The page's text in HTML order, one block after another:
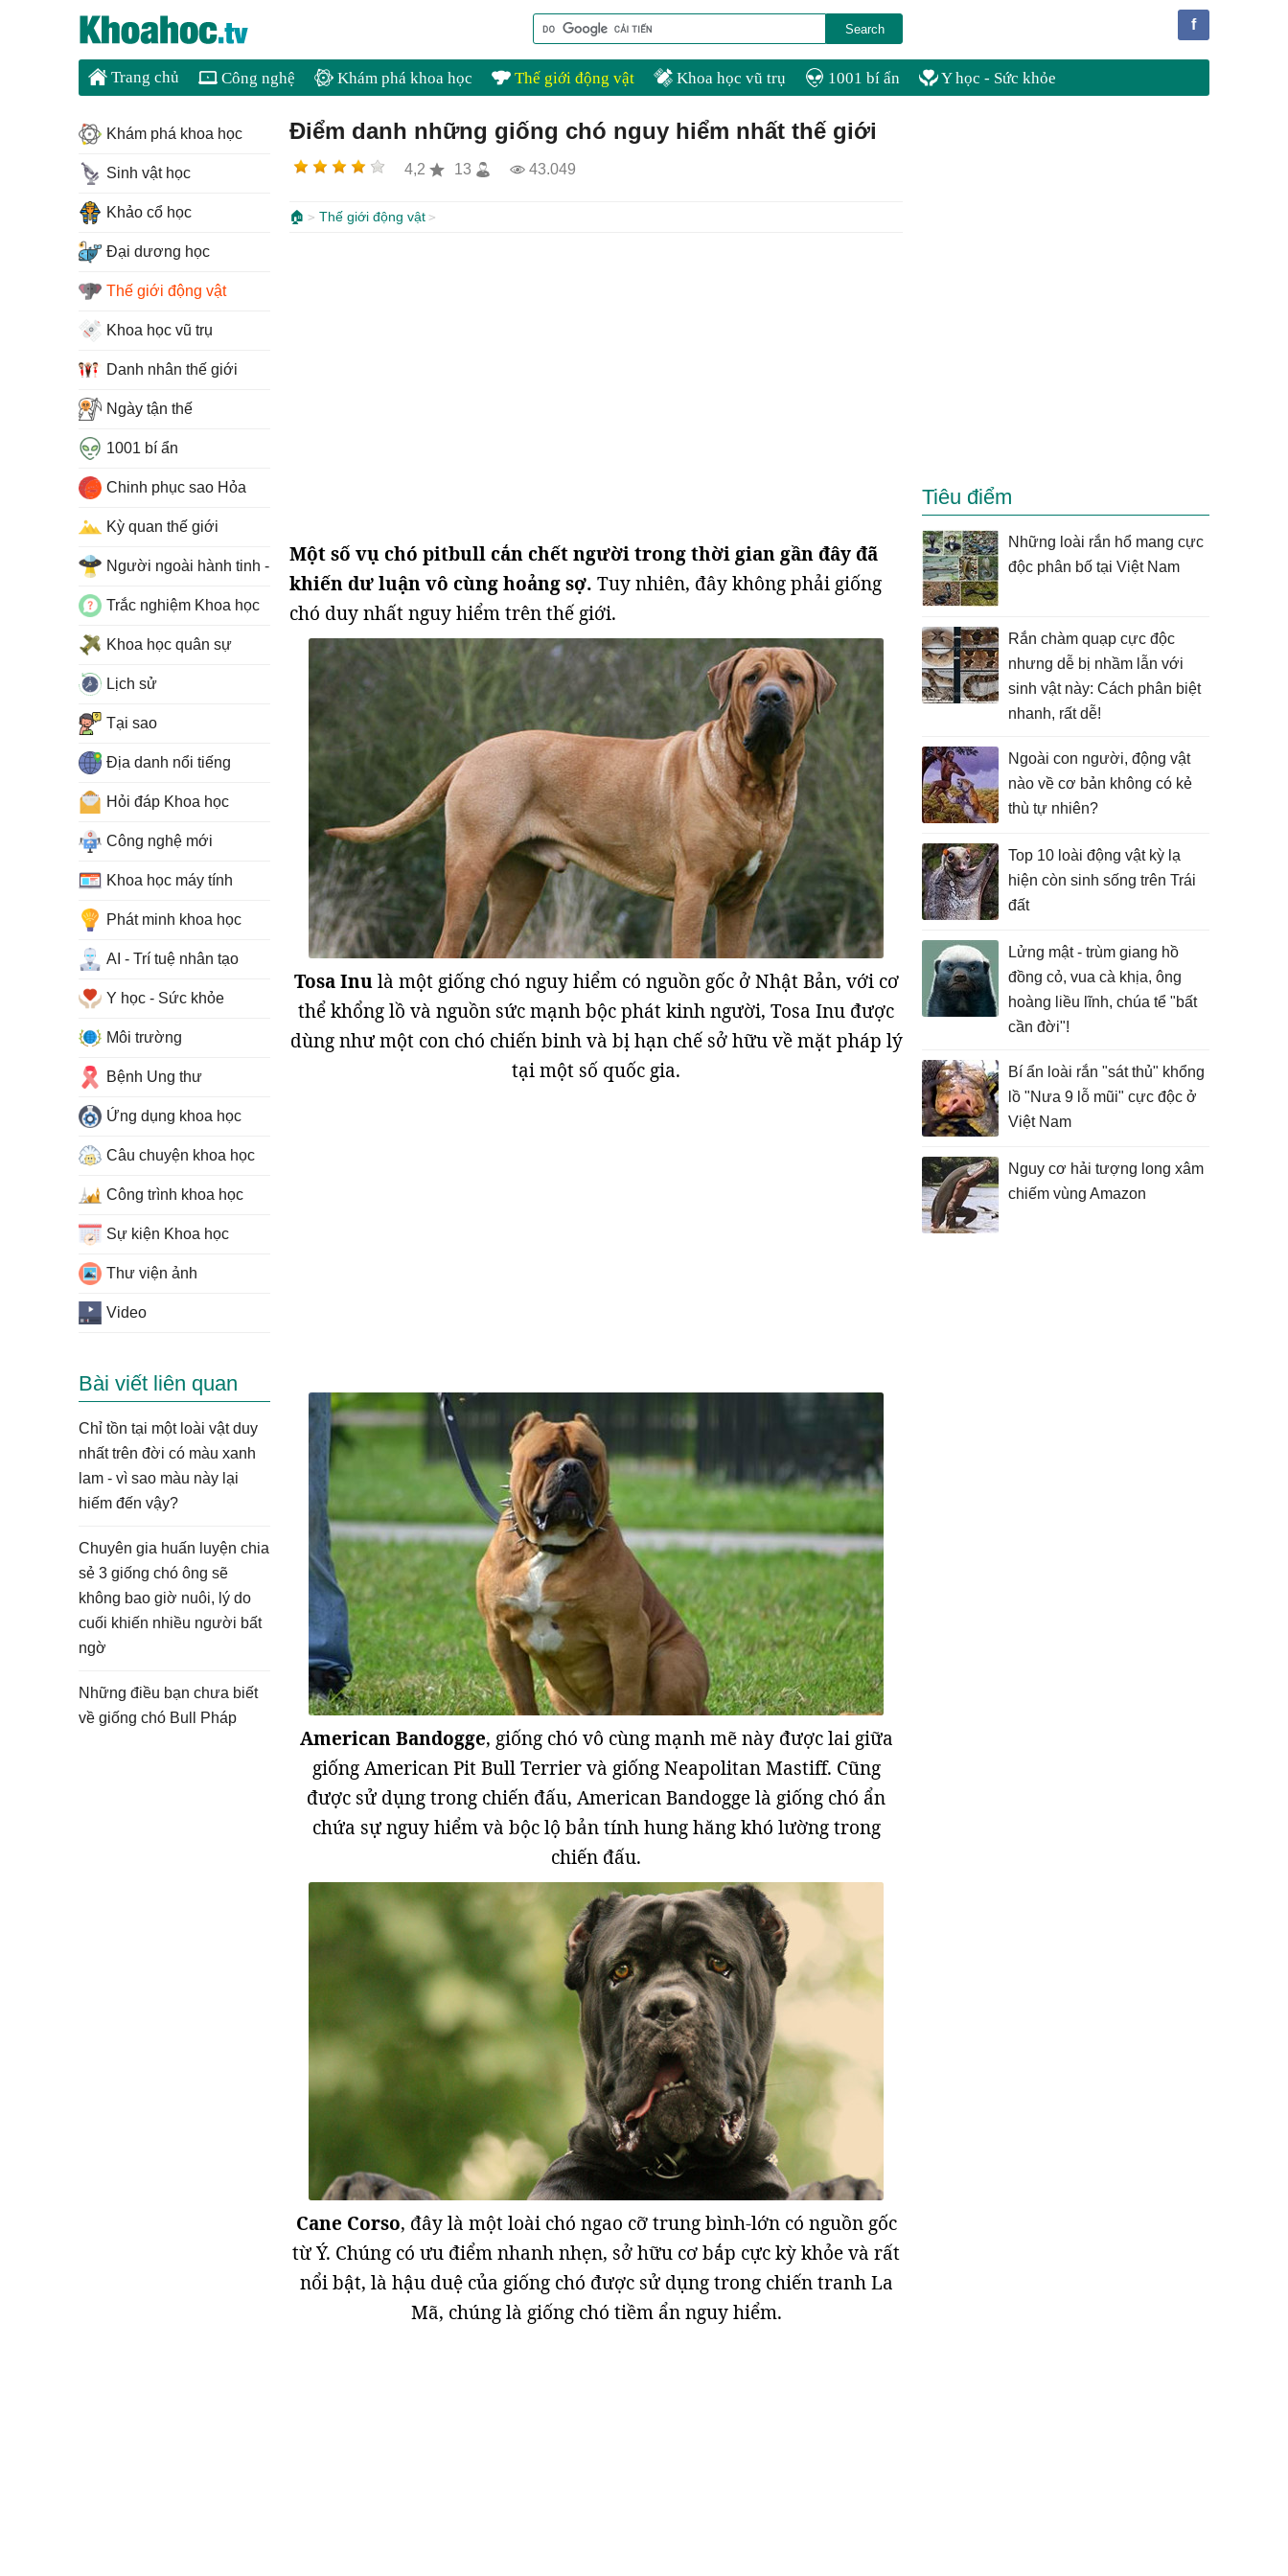
f
Trang chủ Công nghệ Khám phá khoa học Thế giới động vật Khoa học vũ trụ 1001 bí ẩn Y học - Sức khỏe
Điểm danh những giống chó nguy hiểm nhất thế giới
4,2 13 43.049
🏠 Thế giới động vật
Một số vụ chó pitbull cắn chết người trong thời gian gần đây đã
khiến dư luận vô cùng hoảng sợ. Tuy nhiên, đây không phải giống
chó duy nhất nguy hiểm trên thế giới.
Tosa Inulà một giống chó nguy hiểm có nguồn gốc ở Nhật Bản, với cơ
thể khổng lồ và nguồn sức mạnh bộc phát kinh người, Tosa Inu được
dùng như một con chó chiến binh và bị hạn chế sở hữu về mặt pháp lý
tại một số quốc gia.
American Bandogge, giống chó vô cùng mạnh mẽ này được lai giữa
giống American Pit Bull Terrier và giống Neapolitan Mastiff. Cũng
được sử dụng trong chiến đấu, American Bandogge là giống chó ẩn
chứa sự nguy hiểm và bộc lộ bản tính hung hăng khó lường trong
chiến đấu.
Cane Corso, đây là một loài chó ngao cỡ trung bình-lớn có nguồn gốc
từ Ý. Chúng có ưu điểm nhanh nhẹn, sở hữu cơ bắp cực kỳ khỏe và rất
nổi bật, là hậu duệ của giống chó được sử dụng trong chiến tranh La
Mã, chúng là giống chó tiềm ẩn nguy hiểm.
Tiêu điểm
Những loài rắn hổ mang cực
độc phân bố tại Việt Nam
Rắn chàm quạp cực độc
nhưng dễ bị nhầm lẫn với
sinh vật này: Cách phân biệt
nhanh, rất dễ!
Ngoài con người, động vật
nào về cơ bản không có kẻ
thù tự nhiên?
Top 10 loài động vật kỳ lạ
hiện còn sinh sống trên Trái
đất
Lửng mật - trùm giang hồ
đồng cỏ, vua cà khịa, ông
hoàng liều lĩnh, chúa tể "bất
cần đời"!
Bí ẩn loài rắn "sát thủ" khổng
lồ "Nưa 9 lỗ mũi" cực độc ở
Việt Nam
Nguy cơ hải tượng long xâm
chiếm vùng Amazon
Khám phá khoa học
Sinh vật học
Khảo cổ học
Đại dương học
Thế giới động vật
Khoa học vũ trụ
Danh nhân thế giới
Ngày tận thế
1001 bí ẩn
Chinh phục sao Hỏa
Kỳ quan thế giới
Người ngoài hành tinh - UFO
Trắc nghiệm Khoa học
Khoa học quân sự
Lịch sử
Tại sao
Địa danh nổi tiếng
Hỏi đáp Khoa học
Công nghệ mới
Khoa học máy tính
Phát minh khoa học
AI - Trí tuệ nhân tạo
Y học - Sức khỏe
Môi trường
Bệnh Ung thư
Ứng dụng khoa học
Câu chuyện khoa học
Công trình khoa học
Sự kiện Khoa học
Thư viện ảnh
Video
Bài viết liên quan
Chỉ tồn tại một loài vật duy
nhất trên đời có màu xanh
lam - vì sao màu này lại
hiếm đến vậy?
Chuyên gia huấn luyện chia
sẻ 3 giống chó ông sẽ
không bao giờ nuôi, lý do
cuối khiến nhiều người bất
ngờ
Những điều bạn chưa biết
về giống chó Bull Pháp